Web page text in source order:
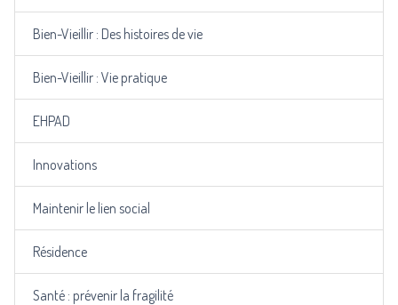
Bien-Vieillir : Des histoires de vie
Bien-Vieillir : Vie pratique
EHPAD
Innovations
Maintenir le lien social
Résidence
Santé : prévenir la fragilité